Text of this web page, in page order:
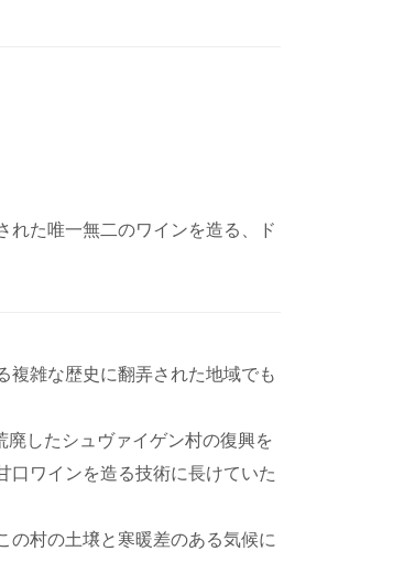
れた唯一無二のワインを造る、ド
複雑な歴史に翻弄された地域でも
したシュヴァイゲン村の復興を
ワインを造る技術に長けていた
の村の土壌と寒暖差のある気候に